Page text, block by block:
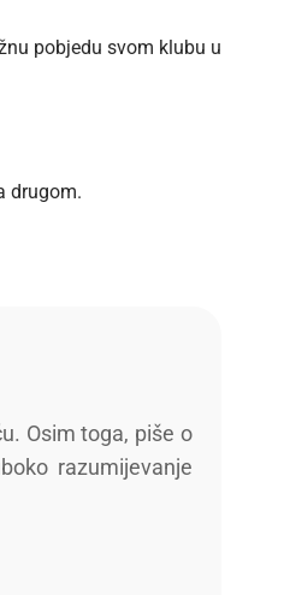
pobjedu svom klubu u
drugom.
Osim toga, piše o
razumijevanje